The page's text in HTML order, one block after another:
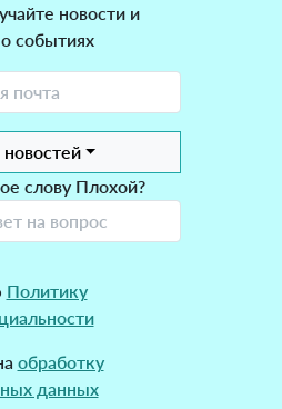
новости и
событиях
новостей
слову Плохой?
Политику
обработку
данных